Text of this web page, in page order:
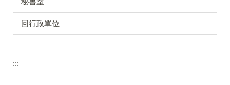
回行政單位
:::